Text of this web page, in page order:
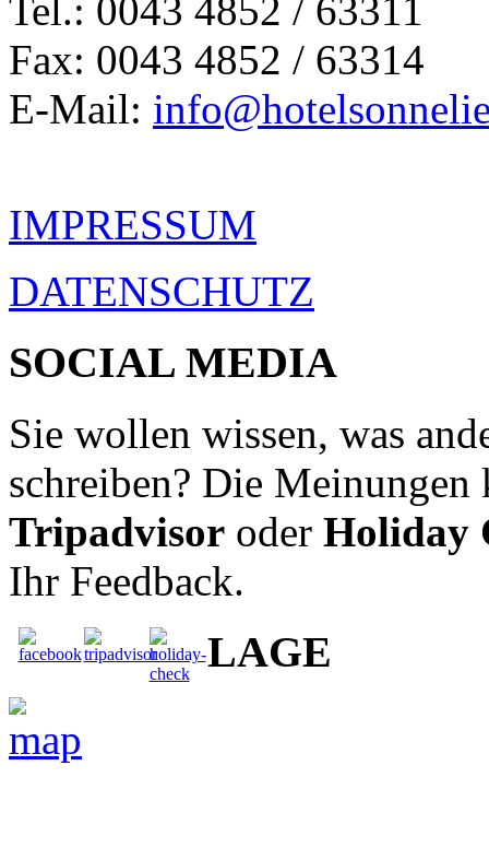
Tel.: 0043 4852 / 63311
Fax: 0043 4852 / 63314
E-Mail:
IMPRESSUM
DATENSCHUTZ
SOCIAL MEDIA
Sie wollen wissen, was
schreiben? Die
Tripadvisor oder Holiday
Ihr Feedback.
LAGE